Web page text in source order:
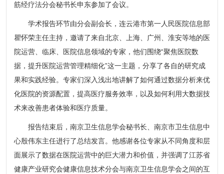
筋经疗法分会秘书长申东参加了会议。
学术报告环节由分会副会长，连云港市第一人民医院信息部
瞿怀荣主任主持，邀请了来自北京、上海、广州、淮安等地的医
院运营、临床、医院信息领域的专家，他们围绕“聚焦医院数
据，提升医院运营管理精细化”这一主题，分享了各自的研究成
果和实践经验。专家们深入浅出地讲解了如何通过数据分析来优
化医院的资源配置，提高医疗服务效率，以及如何利用大数据技
术来改善患者体验和医疗质量。
报告结束后，南京卫生信息学会秘书长、南京市卫生信息中
心殷伟东主任进行了总结发言。他感谢各位专家从不同角度和层
面展示了数据在医院运营中的巨大潜力和价值，并强调了江苏省
健康产业研究会健康信息技术分会与南京卫生信息学会之间的互